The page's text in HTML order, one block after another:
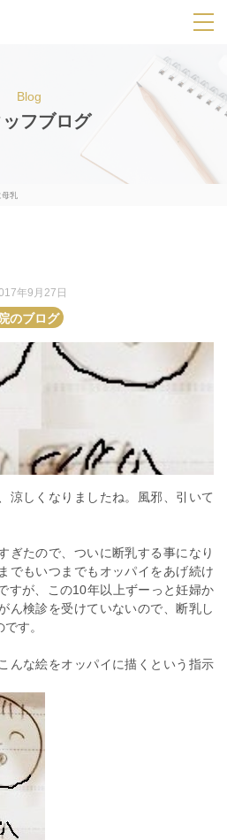
SPメニ
ー
展
用
ボ
Blog
ッフブログ
乳
年9月27日
のブログ
涼しくなりましたね。風邪、引いて
ぎたので、ついに断乳する事になり
でもいつまでもオッパイをあげ続け
すが、この10年以上ずーっと妊婦か
ん検診を受けていないので、断乳し
す。
んな絵をオッパイに描くという指示